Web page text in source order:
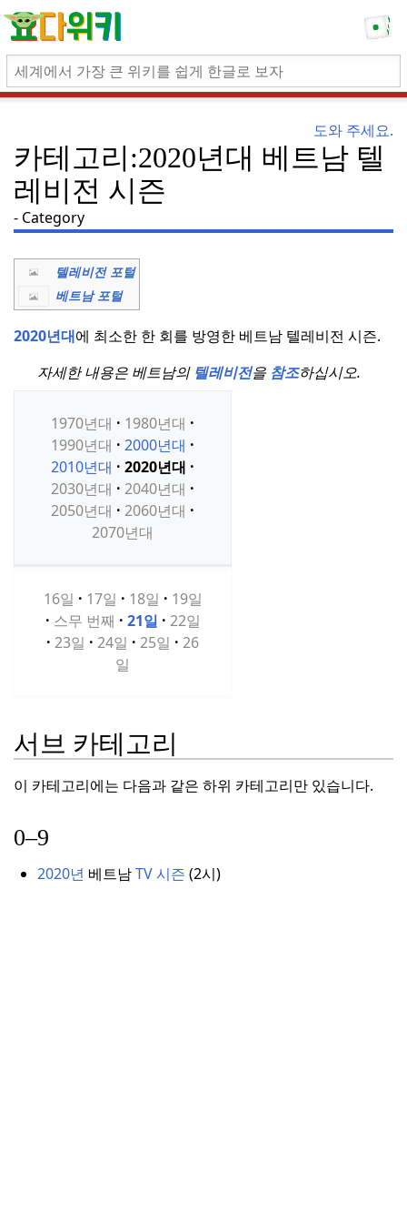
도와 주세요.
카테고리:2020년대 베트남 텔
레비전 시즌
Category
텔레비전 포털
베트남 포털
2020년대에 최소한 한 회를 방영한 베트남 텔레비전 시즌.
자세한 내용은 베트남의 텔레비전을 참조하십시오.
1970년대
1980년대
1990년대
2000년대
2010년대
2020년대
2030년대
2040년대
2050년대
2060년대
2070년대
16일 17일 18일
19일
스무 번째
21일
22일
23일
24일 25일
26
일
서브 카테고리
이 카테고리에는 다음과 같은 하위 카테고리만 있습니다.
0–9
2020년 베트남TV 시즌 (2시)